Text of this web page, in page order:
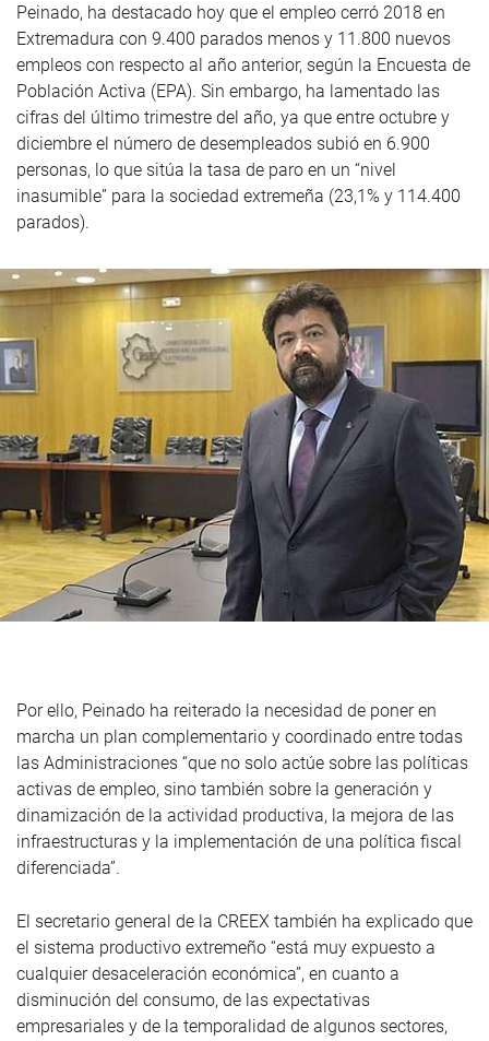
Peinado, ha destacado hoy que el empleo cerró 2018 en
Extremadura con 9.400 parados menos y 11.800 nuevos
empleos con respecto al año anterior, según la Encuesta de
Población Activa (EPA). Sin embargo, ha lamentado las
cifras del último trimestre del año, ya que entre octubre y
diciembre el número de desempleados subió en 6.900
personas, lo que sitúa la tasa de paro en un “nivel
inasumible” para la sociedad extremeña (23,1% y 114.400
parados).
Por ello, Peinado ha reiterado la necesidad de poner en
marcha un plan complementario y coordinado entre todas
las Administraciones “que no solo actúe sobre las políticas
activas de empleo, sino también sobre la generación y
dinamización de la actividad productiva, la mejora de las
infraestructuras y la implementación de una política fiscal
diferenciada”.
El secretario general de la CREEX también ha explicado que
el sistema productivo extremeño “está muy expuesto a
cualquier desaceleración económica”, en cuanto a
disminución del consumo, de las expectativas
empresariales y de la temporalidad de algunos sectores,